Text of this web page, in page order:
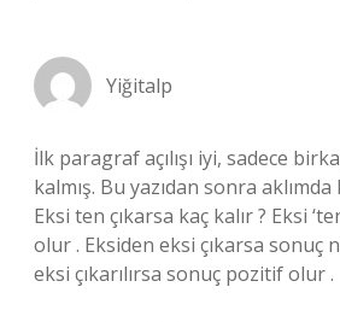
Yiğitalp
İlk paragraf açılışı iyi, sadece
kalmış. Bu yazıdan sonra
Eksi ten çıkarsa kaç kalır ? Eksi
olur . Eksiden eksi çıkarsa sonuç
eksi çıkarılırsa sonuç pozitif olur .